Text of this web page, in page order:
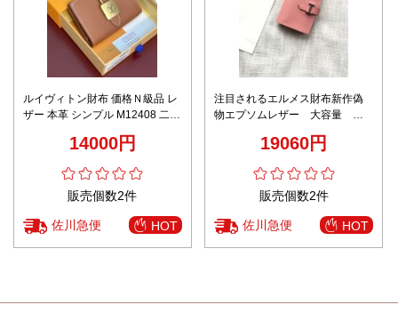
ルイヴィトン財布 価格Ｎ級品 レ
ザー 本革 シンプル M12408 二つ
14000円
販売個数2件
佐川急便 HOT
注目されるエルメス財布新作偽
物エプソムレザー 大容量
19060円
販売個数2件
佐川急便 HOT